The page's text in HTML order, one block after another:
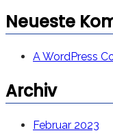
Neueste
A WordPress
Archiv
Februar 2023